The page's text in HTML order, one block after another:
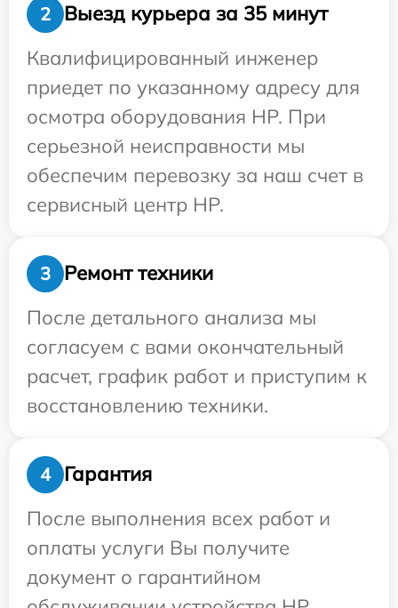
2
Выезд курьера за 35 минут
Квалифицированный инженер
приедет по указанному адресу для
осмотра оборудования HP. При
серьезной неисправности мы
обеспечим перевозку за наш счет в
сервисный центр HP.
3
Ремонт техники
После детального анализа мы
согласуем с вами окончательный
расчет, график работ и приступим к
восстановлению техники.
4
Гарантия
После выполнения всех работ и
оплаты услуги Вы получите
документ о гарантийном